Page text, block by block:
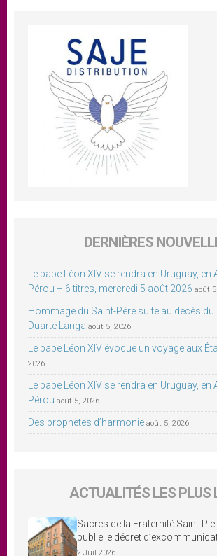
DERNIÈRES
Le pape Léon XIV se rendra en Uruguay, en
Pérou – 6 titres, mercredi 5 août 2026 août
Hommage du Saint-Père suite au décès
Duarte Langa août 5, 2026
Le pape Léon XIV évoque un voyage aux
2026
Le pape Léon XIV se rendra en Uruguay, en
Pérou août 5, 2026
Des prophètes d’harmonie août 5, 2026
ACTUALITÉS LES PLUS
Sacres de la Fraternité Saint-Pie
publie le décret
2 Juil 2026